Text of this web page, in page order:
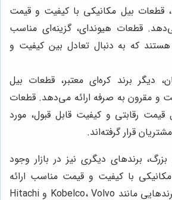
قطعات بیل مکانیکی با کیفیت و قیمت
قطعات هیوندای، گزینه‌ای مناسب
هستند که به دنبال تعادل بین کیفیت و
دیگر برند کره‌ای معتبر، قطعات بیل
و مقرون به صرفه ارائه می‌دهد. قطعات
قیمت رقابتی و کیفیت قابل قبول، مورد
قرار گرفته‌اند.
برندهای دیگری نیز در بازار وجود
با کیفیت و قیمت مناسب ارائه
می‌دهند. برای مثال، برندهایی مانند Kobelco، Volvo و Hitachi